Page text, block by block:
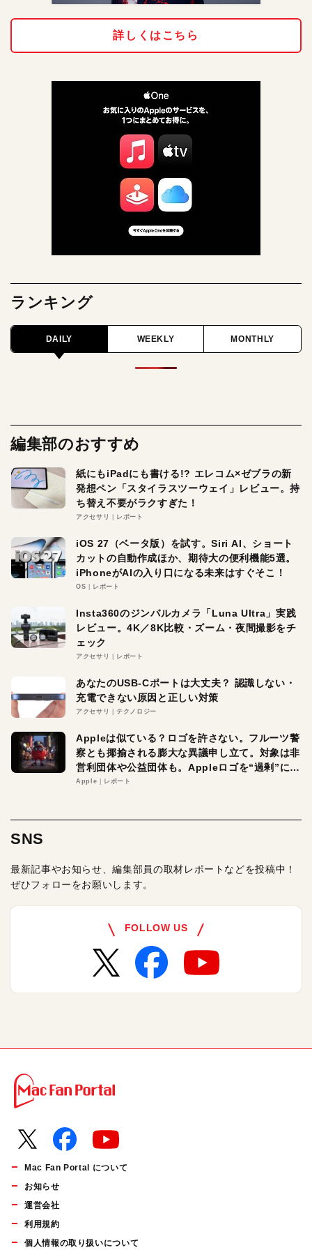
詳しくはこちら
ランキング
DAILY WEEKLY MONTHLY
編集部のおすすめ
紙にもiPadにも書ける!? エレコム×ゼブラの新
発想ペン「スタイラスツーウェイ」レビュー。持
ち替え不要がラクすぎた！
アクセサリ レポート
iOS 27（ベータ版）を試す。Siri AI、ショート
カットの自動作成ほか、期待大の便利機能5選。
iPhoneがAIの入り口になる未来はすぐそこ！
OS レポート
Insta360のジンバルカメラ「Luna Ultra」実践
レビュー。4K／8K比較・ズーム・夜間撮影をチ
ェック
アクセサリ レポート
あなたのUSB-Cポートは大丈夫？ 認識しない・
充電できない原因と正しい対策
アクセサリ テクノロジー
Appleは似ている？ロゴを許さない。フルーツ警
察とも揶揄される膨大な異議申し立て。対象は非
営利団体や公益団体も。Appleロゴを“過剰”に守
る理由とは
Apple レポート
SNS
最新記事やお知らせ、編集部員の取材レポートなどを投稿中！
ぜひフォローをお願いします。
FOLLOW US
Mac Fan Portal について
お知らせ
運営会社
利用規約
個人情報の取り扱いについて